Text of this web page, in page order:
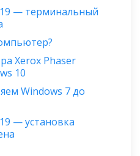
— терминальный
Xerox Phaser
10
Windows 7 до
— установка